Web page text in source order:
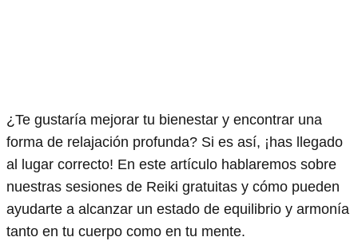
¿Te gustaría mejorar tu bienestar y encontrar una
forma de relajación profunda? Si es así, ¡has llegado
al lugar correcto! En este artículo hablaremos sobre
nuestras sesiones de Reiki gratuitas y cómo pueden
ayudarte a alcanzar un estado de equilibrio y armonía
tanto en tu cuerpo como en tu mente.